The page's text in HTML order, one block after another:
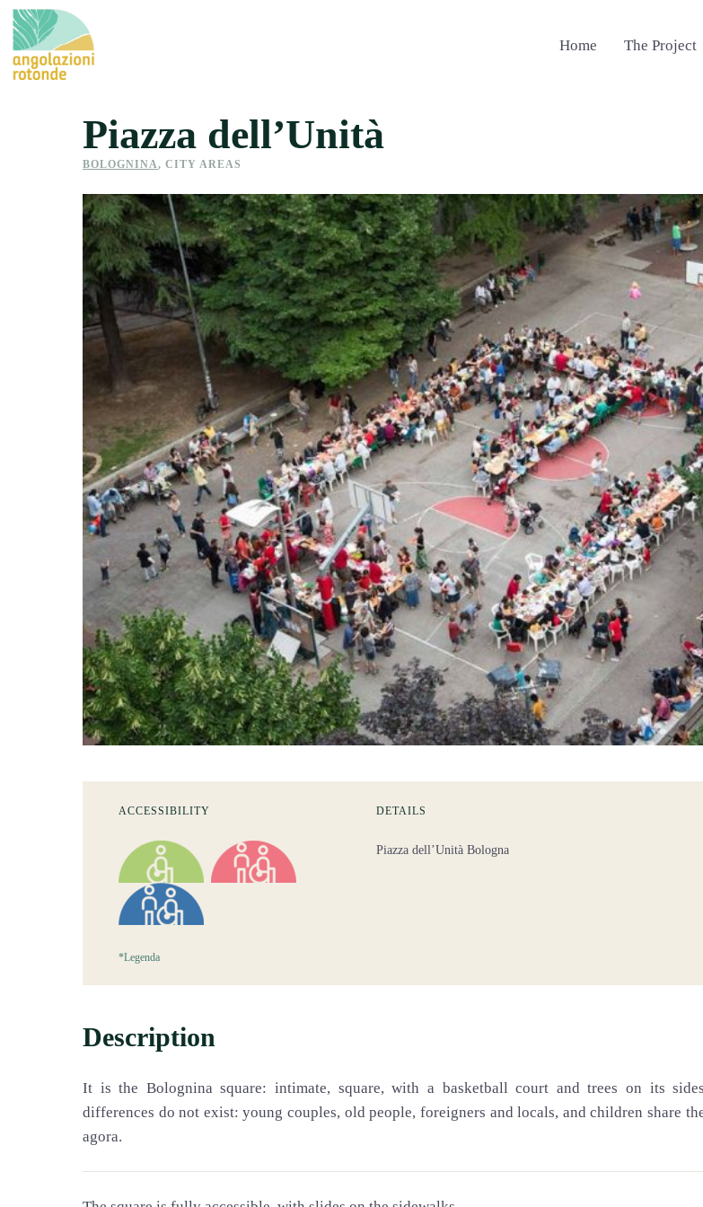
Home The Project
Piazza dell’Unità
BOLOGNINA, CITY AREAS
ACCESSIBILITY
*Legenda
DETAILS
Piazza dell’Unità Bologna
Description
It is the Bolognina square: intimate, square, with a basketball court and trees on its
differences do not exist: young couples, old people, foreigners and locals, and children share
agora.